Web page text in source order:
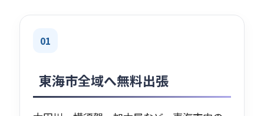
01
東海市全域へ無料出張